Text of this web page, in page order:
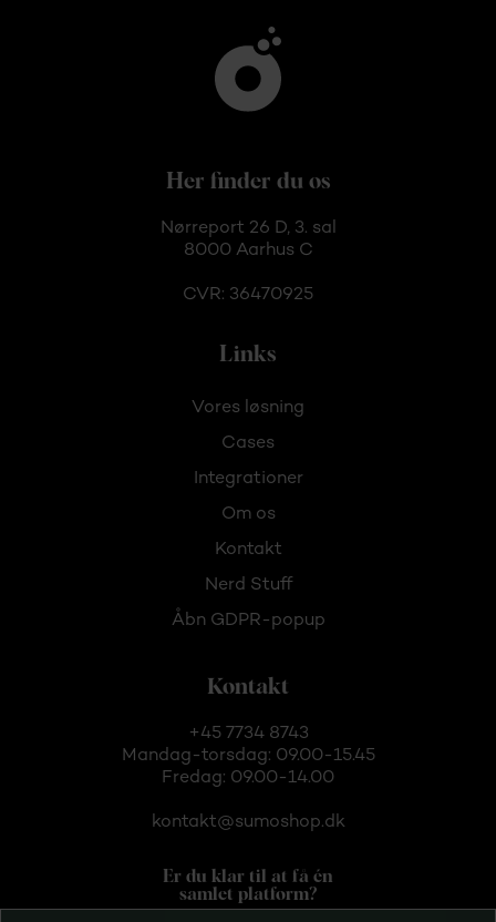
Her finder du os
Nørreport 26 D, 3. sal
8000 Aarhus C
CVR: 36470925
Links
Vores løsning
Cases
Integrationer
Om os
Kontakt
Nerd Stuff
Åbn GDPR-popup
Kontakt
+45 7734 8743
Mandag-torsdag: 09.00-15.45
Fredag: 09.00-14.00
kontakt@sumoshop.dk
Er du klar til at få én
samlet platform?